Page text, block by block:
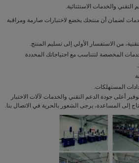
التقني والخدمات الاستثنائية.
لضمان أن منتجك يخضع لاختبارات صارمة ومراقبة
من الاستفسار الأولي إلى تسليم المنتج.
المخصصة لتتناسب مع احتياجاتك المحددة
المستهلكات.
أعلى جودة الدعم التقني والخدمات لآلات الاختبار
إلى المساعدة، يرجى الشعور بالحرية في الاتصال بنا.